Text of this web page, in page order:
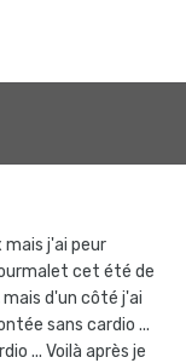
j'ai peur
cet été de
d'un côté j'ai
sans cardio ...
... Voilà après je